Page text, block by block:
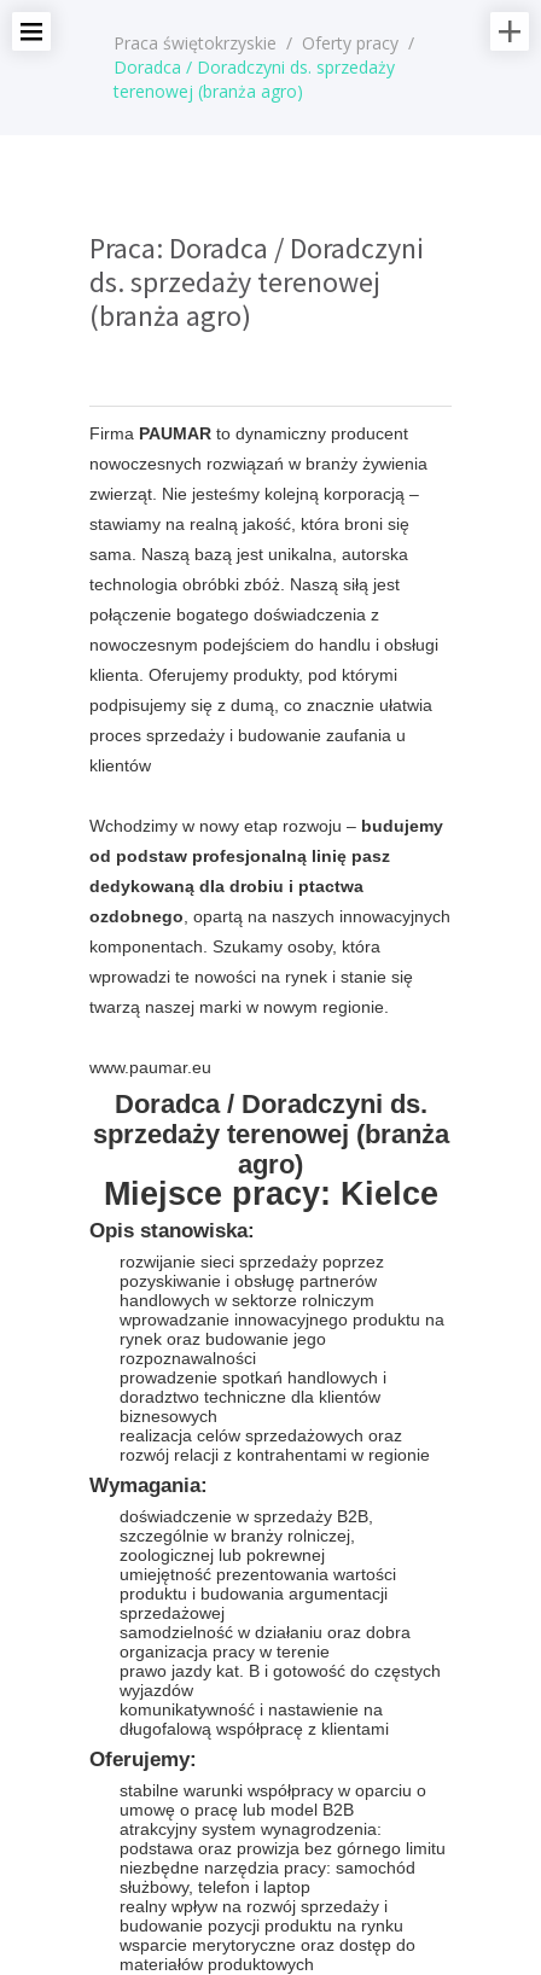
Praca świętokrzyskie / Oferty pracy /
Doradca / Doradczyni ds. sprzedaży
terenowej (branża agro)
Praca: Doradca / Doradczyni
ds. sprzedaży terenowej
(branża agro)
Firma PAUMAR to dynamiczny producent
nowoczesnych rozwiązań w branży żywienia
zwierząt. Nie jesteśmy kolejną korporacją –
stawiamy na realną jakość, która broni się
sama. Naszą bazą jest unikalna, autorska
technologia obróbki zbóż. Naszą siłą jest
połączenie bogatego doświadczenia z
nowoczesnym podejściem do handlu i obsługi
klienta. Oferujemy produkty, pod którymi
podpisujemy się z dumą, co znacznie ułatwia
proces sprzedaży i budowanie zaufania u
klientów
Wchodzimy w nowy etap rozwoju – budujemy
od podstaw profesjonalną linię pasz
dedykowaną dla drobiu i ptactwa
ozdobnego , opartą na naszych innowacyjnych
komponentach. Szukamy osoby, która
wprowadzi te nowości na rynek i stanie się
twarzą naszej marki w nowym regionie.
www.paumar.eu
Doradca / Doradczyni ds.
sprzedaży terenowej (branża
agro)
Miejsce pracy: Kielce
Opis stanowiska:
rozwijanie sieci sprzedaży poprzez
pozyskiwanie i obsługę partnerów
handlowych w sektorze rolniczym
wprowadzanie innowacyjnego produktu na
rynek oraz budowanie jego
rozpoznawalności
prowadzenie spotkań handlowych i
doradztwo techniczne dla klientów
biznesowych
realizacja celów sprzedażowych oraz
rozwój relacji z kontrahentami w regionie
Wymagania:
doświadczenie w sprzedaży B2B,
szczególnie w branży rolniczej,
zoologicznej lub pokrewnej
umiejętność prezentowania wartości
produktu i budowania argumentacji
sprzedażowej
samodzielność w działaniu oraz dobra
organizacja pracy w terenie
prawo jazdy kat. B i gotowość do częstych
wyjazdów
komunikatywność i nastawienie na
długofalową współpracę z klientami
Oferujemy:
stabilne warunki współpracy w oparciu o
umowę o pracę lub model B2B
atrakcyjny system wynagrodzenia:
podstawa oraz prowizja bez górnego limitu
niezbędne narzędzia pracy: samochód
służbowy, telefon i laptop
realny wpływ na rozwój sprzedaży i
budowanie pozycji produktu na rynku
wsparcie merytoryczne oraz dostęp do
materiałów produktowych